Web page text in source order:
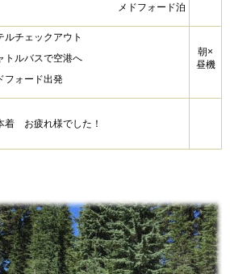
メドフォード泊
ルチェックアウト
トルバスで空港へ
フォード出発
朝×
昼機
着 お疲れ様でした！